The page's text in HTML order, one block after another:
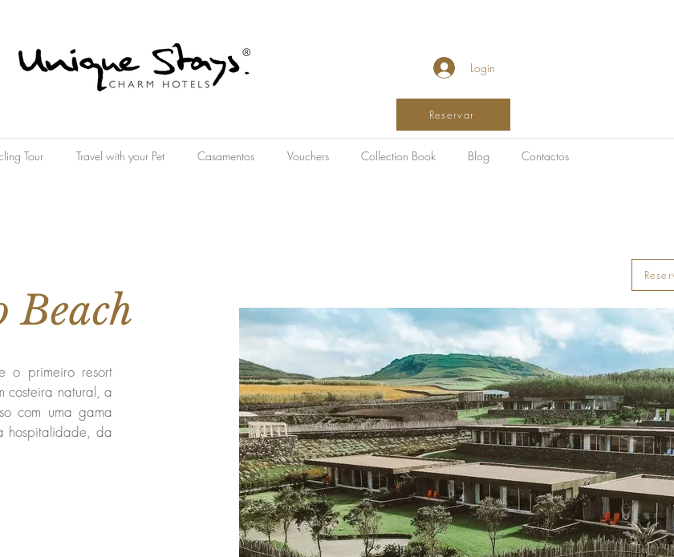
Login
Reservar
Tour Travel with your Pet Casamentos Vouchers Collection Book Blog Contactos
Beach
o primeiro resort
costeira natural, a
com uma gama
hospitalidade, da